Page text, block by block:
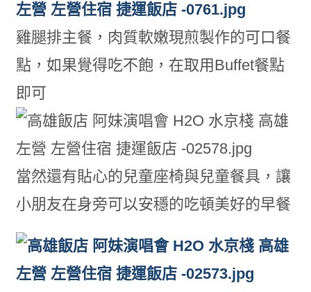
雞腿排主餐，肉質軟嫩現煎製作的可口餐
點，如果覺得吃不飽，在取用Buffet餐點
即可
當然還有貼心的兒童座椅與兒童餐具，讓
小朋友在身旁可以安穩的吃頓美好的早餐